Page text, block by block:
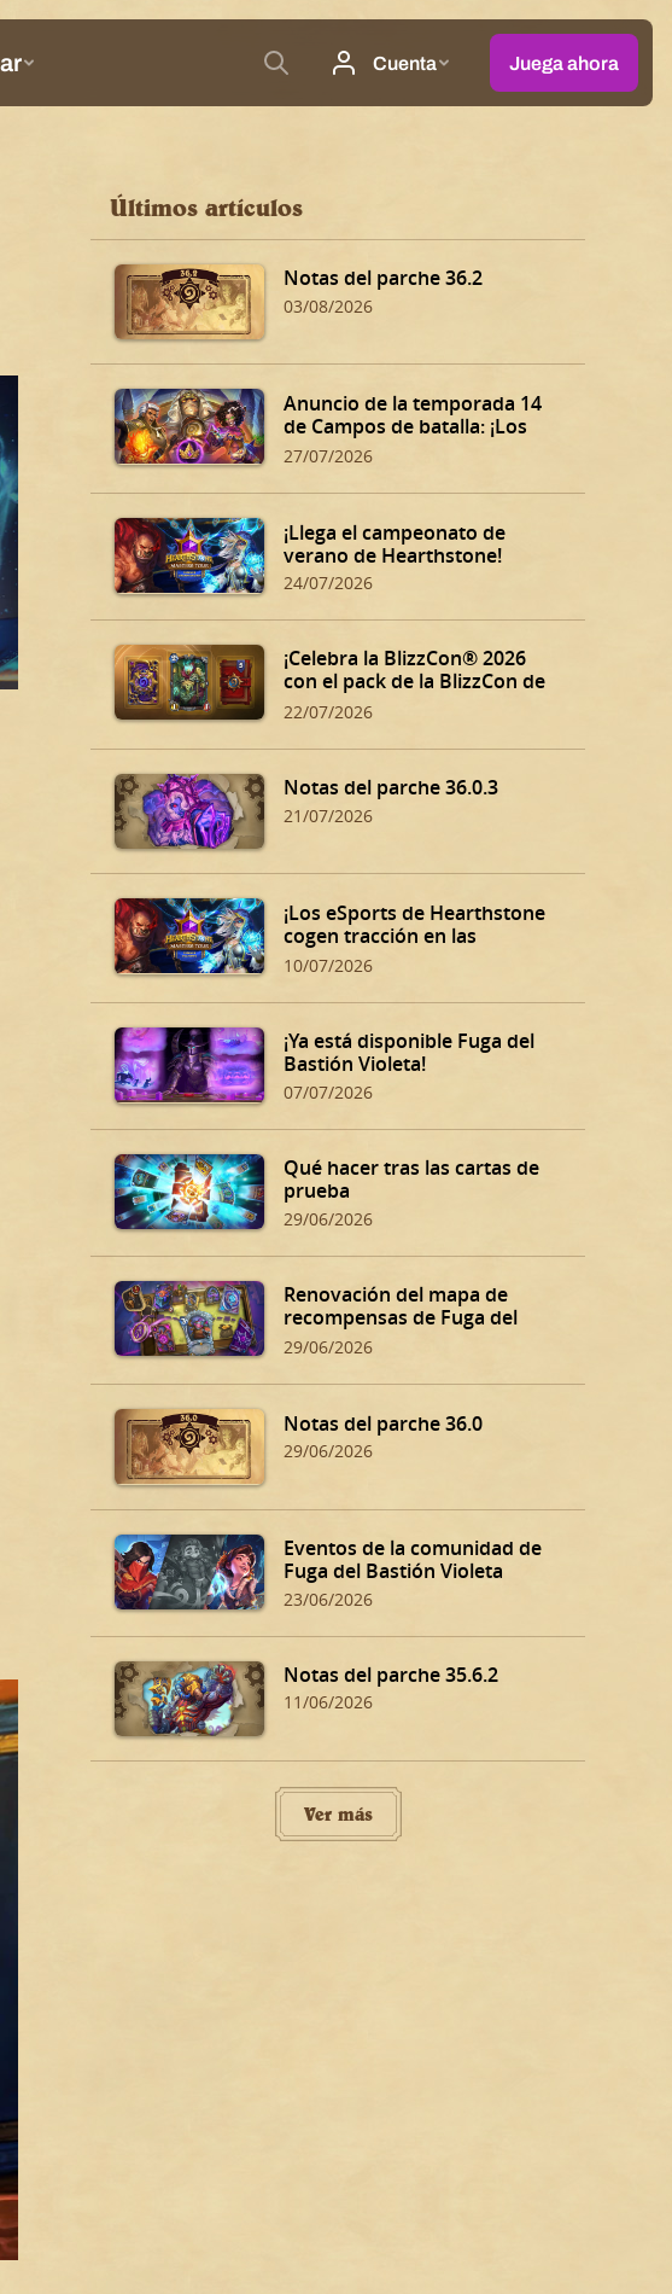
Últimos artículos
Notas del parche 36.2
03/08/2026
Anuncio de la temporada 14
de Campos de batalla: ¡Los
Dones siniestros de Dalaran!
27/07/2026
¡Llega el campeonato de
verano de Hearthstone!
24/07/2026
¡Celebra la BlizzCon® 2026
con el pack de la BlizzCon de
Hearthstone!
22/07/2026
Notas del parche 36.0.3
21/07/2026
¡Los eSports de Hearthstone
cogen tracción en las
eliminatorias de verano!
10/07/2026
¡Ya está disponible Fuga del
Bastión Violeta!
07/07/2026
Qué hacer tras las cartas de
prueba
29/06/2026
Renovación del mapa de
recompensas de Fuga del
Bastión Violeta
29/06/2026
Notas del parche 36.0
29/06/2026
Eventos de la comunidad de
Fuga del Bastión Violeta
23/06/2026
Notas del parche 35.6.2
11/06/2026
Ver más